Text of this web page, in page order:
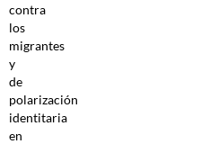
contra
los
migrantes
y
de
polarización
identitaria
en